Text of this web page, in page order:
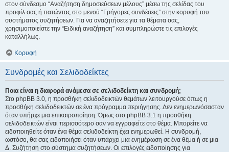
στον σύνδεσμο “Αναζήτηση δημοσιεύσεων μέλους” μέσω της σελίδας του
προφίλ σας ή πατώντας στο μενού “Γρήγορες συνδέσεις” στην κορυφή του
συστήματος συζητήσεων. Για να αναζητήσετε για τα θέματα σας,
χρησιμοποιείστε την “Ειδική αναζήτηση” και συμπληρώστε τις επιλογές
καταλλήλως.
Κορυφή
Συνδρομές και Σελιδοδείκτες
Ποια είναι η διαφορά ανάμεσα σε σελιδοδείκτη και συνδρομή;
Στο phpBB 3.0, η προσθήκη σελιδοδεικτών θεμάτων λειτουργούσε όπως η
προσθήκη σελιδοδεικτών σε ένα πρόγραμμα περιήγησης. Δεν ενημερωνόσασταν
όταν υπήρχε μια επικαιροποίηση. Όμως στο phpBB 3.1 η προσθήκη
σελιδοδεικτών είναι περισσότερο σαν να εγγραφείτε στο θέμα. Μπορείτε να
ειδοποιηθείτε όταν ένα θέμα σελιδοδείκτη έχει ενημερωθεί. Η συνδρομή,
ωστόσο, θα σας ειδοποιήσει όταν υπάρχει μια ενημέρωση σε ένα θέμα ή σε μια
Δ. Συζήτηση στο σύστημα συζητήσεων. Οι επιλογές ειδοποίησης για